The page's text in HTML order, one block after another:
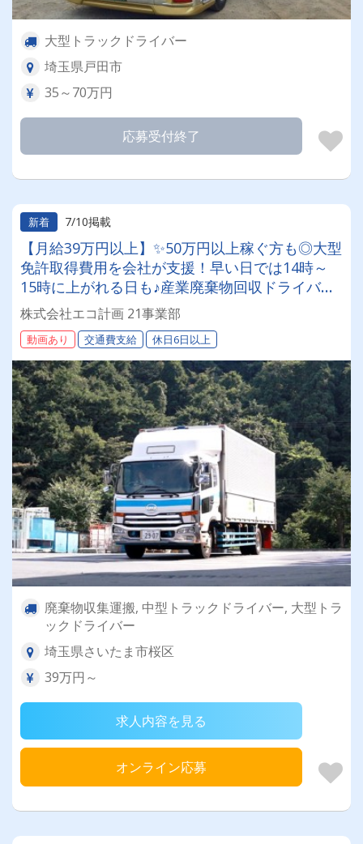
大型トラックドライバー
埼玉県戸田市
35～70万円
応募受付終了
新着 7/10掲載
【月給39万円以上】✨50万円以上稼ぐ方も◎大型
免許取得費用を会社が支援！早い日では14時～
15時に上がれる日も♪産業廃棄物回収ドライバー
募集！
株式会社エコ計画 21事業部
動画あり 交通費支給 休日6日以上
廃棄物収集運搬, 中型トラックドライバー, 大型トラ
ックドライバー
埼玉県さいたま市桜区
39万円～
求人内容を見る
オンライン応募